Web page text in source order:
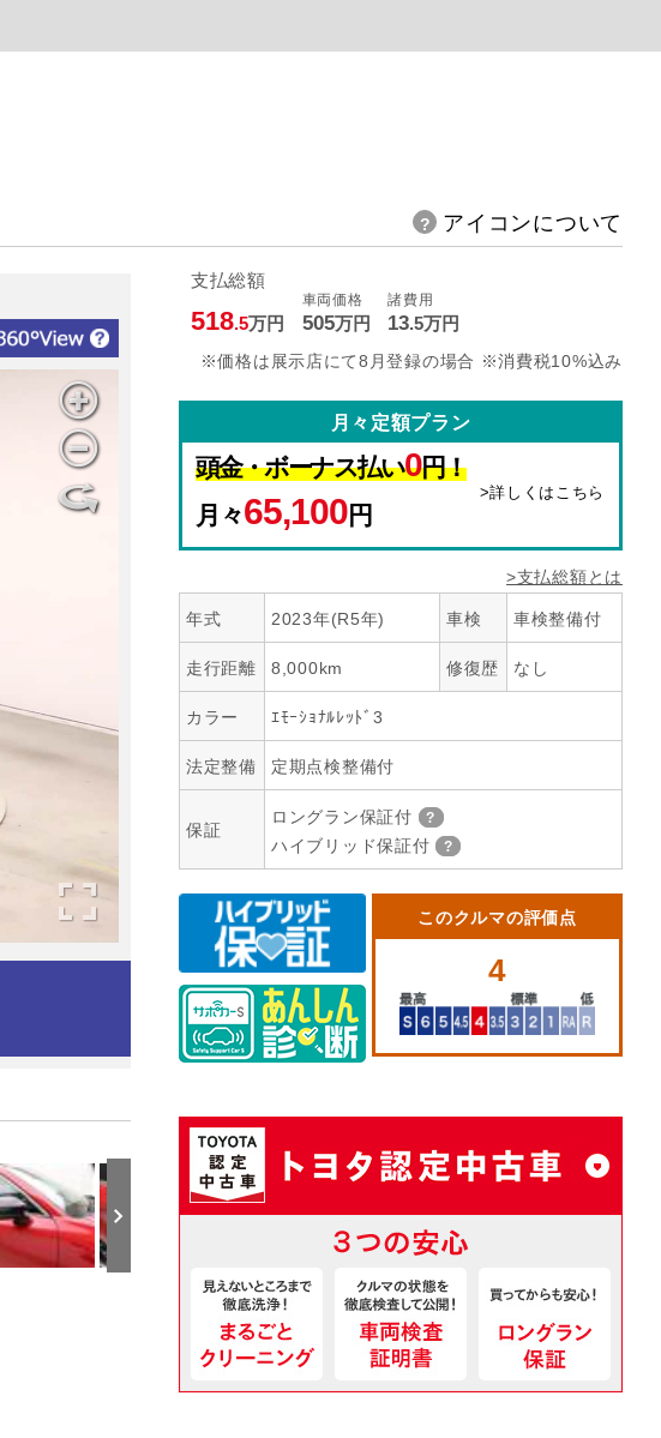
アイコンについて
支払総額
518.5万円
車両価格
505万円
諸費用
13.5万円
※価格は展示店にて8月登録の場合 ※消費税10%込み
月々定額プラン
頭金・ボーナス払い0円！
月々65,100円
>詳しくはこちら
>支払総額とは
年式 2023年(R5年) 車検 車検整備付
走行距離 8,000km 修復歴 なし
カラー ｴﾓｰｼｮﾅﾙﾚｯﾄﾞ3
法定整備 定期点検整備付
保証
ロングラン保証付
ハイブリッド保証付
このクルマの評価点
4